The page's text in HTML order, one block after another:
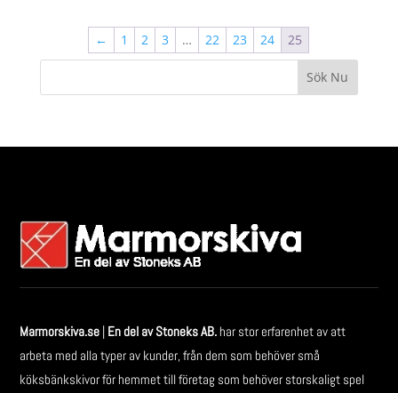
through
3567 kr
← 1 2 3 … 22 23 24 25
Sök Nu
Marmorskiva.se | En del av Stoneks AB.har stor erfarenhet av att
arbeta med alla typer av kunder, från dem som behöver små
köksbänkskivor för hemmet till företag som behöver storskaligt spel